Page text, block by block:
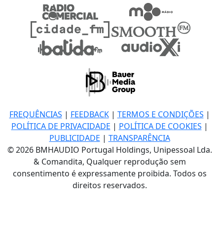
FREQUÊNCIAS | FEEDBACK| TERMOS E CONDIÇÕES |
POLÍTICA DE PRIVACIDADE | POLÍTICA DE COOKIES |
PUBLICIDADE | TRANSPARÊNCIA
© 2026 BMHAUDIO Portugal Holdings, Unipessoal Lda.
& Comandita, Qualquer reprodução sem
consentimento é expressamente proibida. Todos os
direitos reservados.